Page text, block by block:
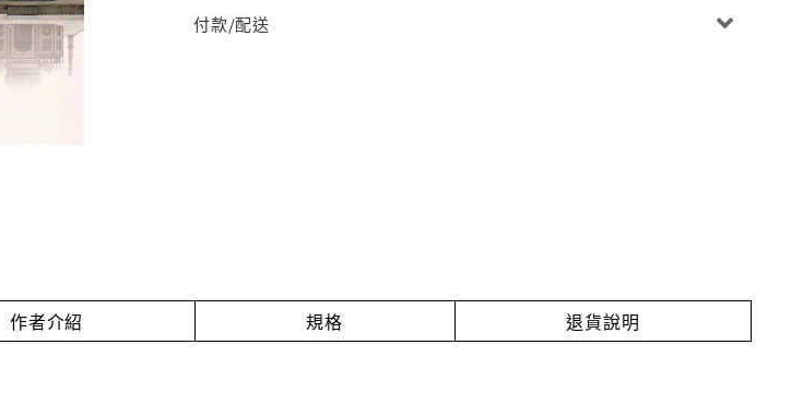
付款/配送
作者介紹 規格 退貨說明